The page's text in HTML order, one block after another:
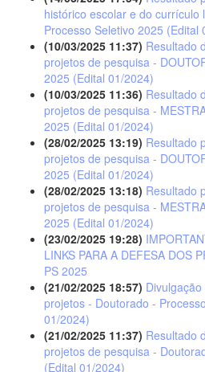
histórico escolar e do currículo
Processo Seletivo 2025 (Edital
(10/03/2025 11:37) Resultado
projetos de pesquisa -
2025 (Edital 01/2024)
(10/03/2025 11:36) Resultado
projetos de pesquisa -
2025 (Edital 01/2024)
(28/02/2025 13:19) Resultado
projetos de pesquisa -
2025 (Edital 01/2024)
(28/02/2025 13:18) Resultado
projetos de pesquisa -
2025 (Edital 01/2024)
(23/02/2025 19:28)
LINKS PARA A DEFESA DOS
PS 2025
(21/02/2025 18:57)
projetos - Doutorado -
01/2024)
(21/02/2025 11:37) Resultado
projetos de pesquisa -
(Edital 01/2024)